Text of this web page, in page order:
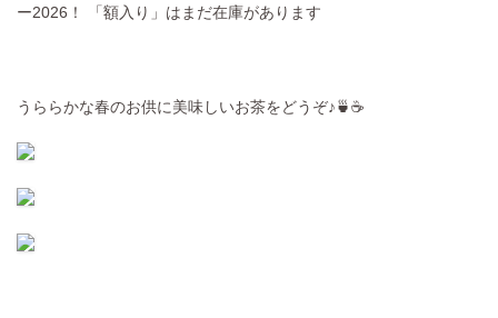
ー2026！ 「額入り」はまだ在庫があります
うららかな春のお供に美味しいお茶をどうぞ♪🍵☕